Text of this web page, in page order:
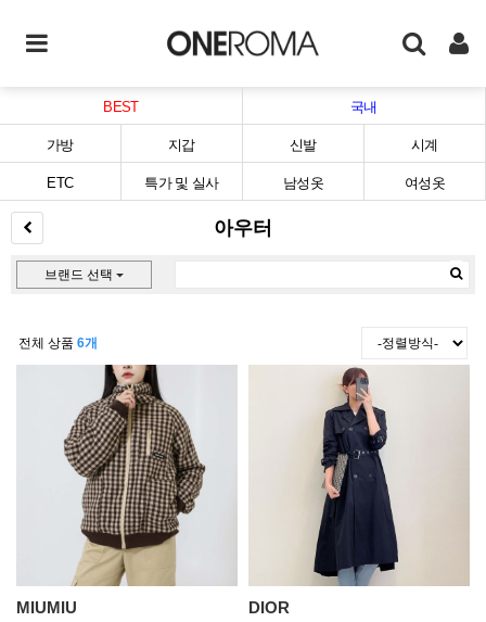
BEST 국내
가방 지갑 신발 시계
ETC 특가 및 실사 남성옷 여성옷
아우터
브랜드 선택
전체 상품 6개
MIUMIU DIOR